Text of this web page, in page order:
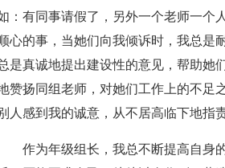
：有同事请假了，另外一个老师一个
心的事，当她们向我倾诉时，我总是
是真诚地提出建设性的意见，帮助她
赞扬同组老师，对她们工作上的不足
人感到我的诚意，从不居高临下地指责
作为年级组长，我总不断提高自身